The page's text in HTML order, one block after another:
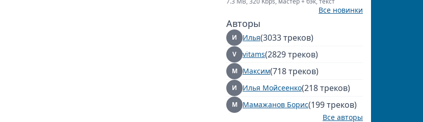
Все новинки
Авторы
И Илья(3033 треков)
V vitams(2829 треков)
М Максим(718 треков)
И Илья Мойсеенко(218 треков)
М Мамажанов Борис(199 треков)
Все авторы